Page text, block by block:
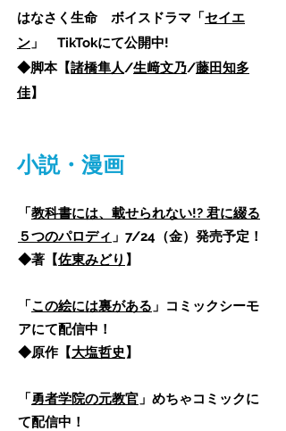
はなさく生命 ボイスドラマ「セイエ
ン 」 TikTokにて公開中!
◆脚本【諸橋隼人/生﨑文乃/藤田知多
佳】
小説・漫画
「教科書には、載せられない!? 君に綴る
５つのパロディ 」7/24（金）発売予定！
◆著【佐東みどり 】
「この絵には裏がある 」コミックシーモ
アにて配信中！
◆原作【大塩哲史】
「勇者学院の元教官 」めちゃコミックに
て配信中！